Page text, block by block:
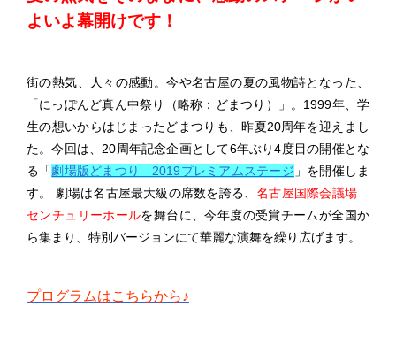
よいよ幕開けです！
街の熱気、人々の感動。今や名古屋の夏の風物詩となった、
「にっぽんど真ん中祭り（略称：どまつり）」。1999年、学
生の想いからはじまったどまつりも、昨夏20周年を迎えまし
た。今回は、20周年記念企画として6年ぶり4度目の開催とな
る「劇場版どまつり 2019プレミアムステージ 」を開催しま
す。 劇場は名古屋最大級の席数を誇る、名古屋国際会議場
センチュリーホールを舞台に、今年度の受賞チームが全国か
ら集まり、特別バージョンにて華麗な演舞を繰り広げます。
プログラムはこちらから♪